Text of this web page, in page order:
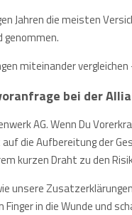
Jahren die meisten
genommen.
miteinander
bei der
AG. Wenn Du
die Aufbereitung der
kurzen Draht zu den
unsere
Finger in die Wunde und